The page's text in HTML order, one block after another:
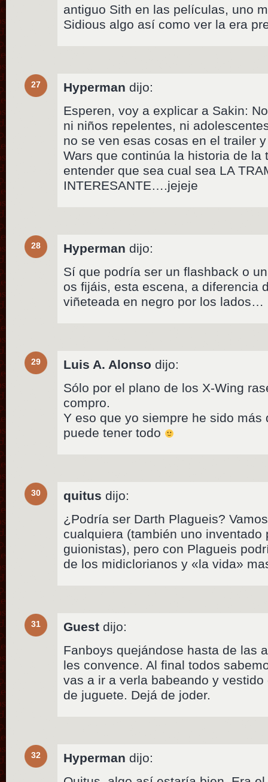
antiguo Sith en las películas, uno
Sidious algo así como ver la era
27 Hyperman dijo:
Esperen, voy a explicar a Sakin:
ni niños repelentes, ni
no se ven esas cosas en el trailer
Wars que continúa la historia de la
entender que sea cual sea LA
INTERESANTE….jejeje
28 Hyperman dijo:
Sí que podría ser un flashback o
os fijáis, esta escena, a diferencia
viñeteada en negro por los lados…
29 Luis A. Alonso dijo:
Sólo por el plano de los X-Wing
compro.
Y eso que yo siempre he sido más
puede tener todo
30 quitus dijo:
¿Podría ser Darth Plagueis?
cualquiera (también uno inventado
guionistas), pero con Plagueis
de los midiclorianos y «la vida»
31 Guest dijo:
Fanboys quejándose hasta de las
les convence. Al final todos
vas a ir a verla babeando y
de juguete. Dejá de joder.
32 Hyperman dijo: